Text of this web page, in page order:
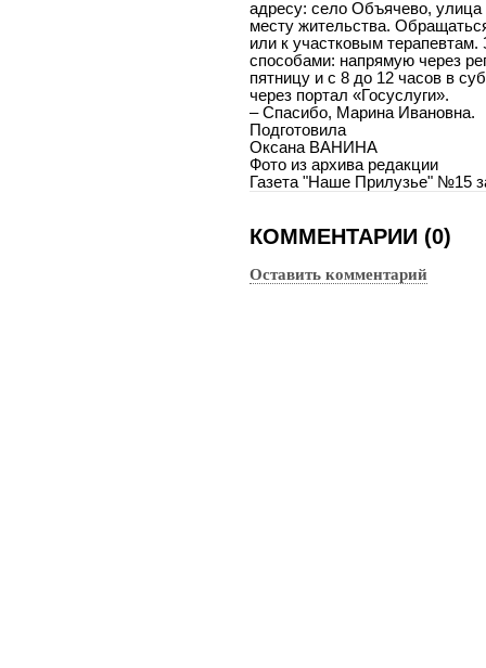
адресу: село Объячево,
месту жительства.
или к участковым
способами: напрямую через
пятницу и с 8 до 12 часов в
через портал «Госуслуги».
– Спасибо, Марина Ивановна.
Подготовила
Оксана ВАНИНА
Фото из архива редакции
Газета "Наше Прилузье" №15
КОММЕНТАРИИ (0)
Оставить комментарий